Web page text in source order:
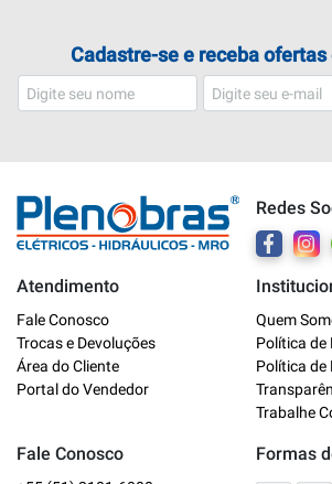
Cadastre-se e receba
Redes
Atendimento
Fale Conosco
Trocas e Devoluções
Área do Cliente
Portal do Vendedor
Quem
Política de
Política de
Trabalhe
Fale Conosco Formas
Online
Bem vindo a Plenobras! Aqui você
encontra toda a linha de materiais